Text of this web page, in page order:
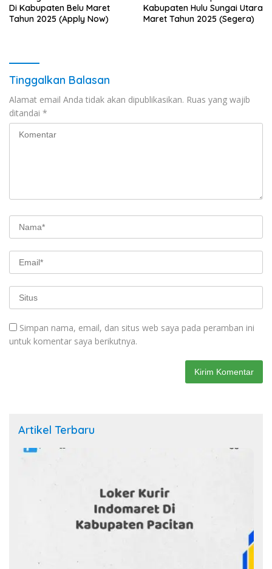
Di Kabupaten Belu Maret
Tahun 2025 (Apply Now)
Kabupaten Hulu Sungai Utara
Maret Tahun 2025 (Segera)
Tinggalkan Balasan
Alamat email Anda tidak akan dipublikasikan. Ruas yang wajib
ditandai *
Simpan nama, email, dan situs web saya pada peramban ini
untuk komentar saya berikutnya.
Artikel Terbaru